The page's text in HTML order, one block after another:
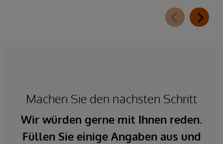
Machen Sie den nächsten Schritt
Wir würden gerne mit Ihnen reden.
Füllen Sie einige Angaben aus und